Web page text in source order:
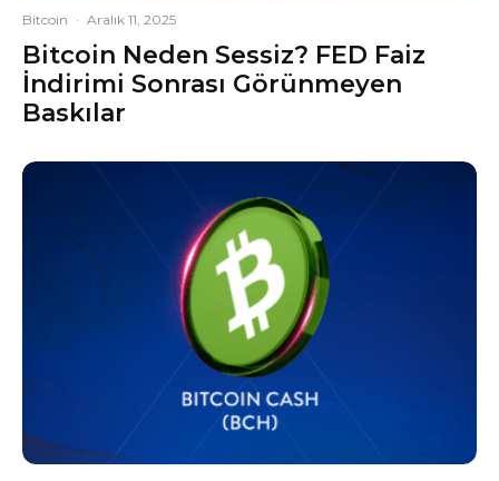
Bitcoin · Aralık 11, 2025
Bitcoin Neden Sessiz? FED Faiz
İndirimi Sonrası Görünmeyen
Baskılar